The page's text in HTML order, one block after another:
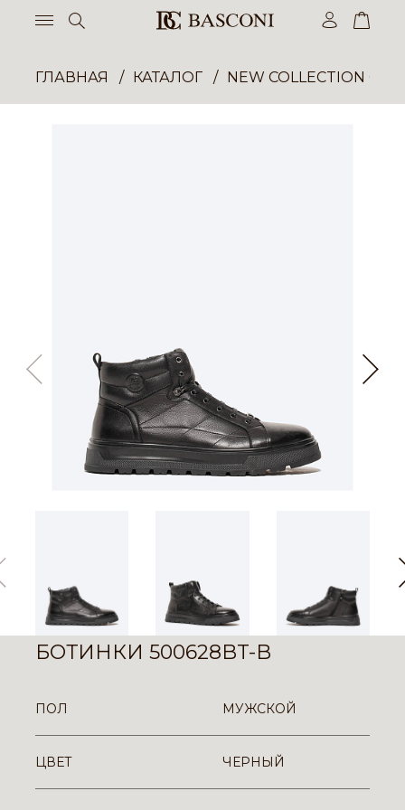
ГЛАВНАЯ КАТАЛОГ NEW COLLECTION
БОТИНКИ 500628BT-B
ПОЛ МУЖСКОЙ
ЦВЕТ ЧЕРНЫЙ